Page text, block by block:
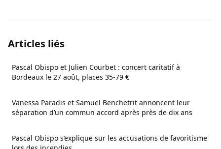
Articles liés
Pascal Obispo et Julien Courbet : concert caritatif à
Bordeaux le 27 août, places 35-79 €
Vanessa Paradis et Samuel Benchetrit annoncent leur
séparation d’un commun accord après près de dix ans
Pascal Obispo s’explique sur les accusations de favoritisme